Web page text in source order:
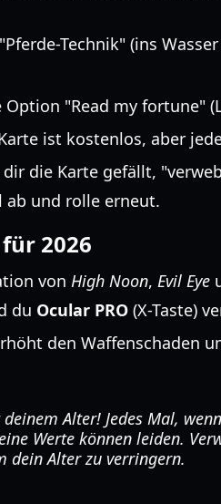
Technik" (ins
Option "Read my fortune"
ist kostenlos, aber
die Karte gefällt,
ab und rolle erneut.
2026
von High Noon, Evil Eye
du Ocular PRO (X-Taste)
den Waffenschaden
Alter! Jedes Mal,
Werte können leiden.
dein Alter zu verringern.